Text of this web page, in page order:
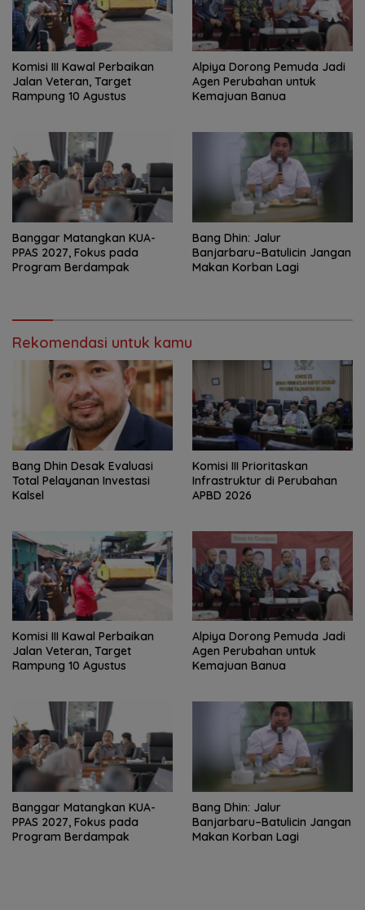
Komisi III Kawal Perbaikan
Jalan Veteran, Target
Rampung 10 Agustus
‎Alpiya Dorong Pemuda Jadi
Agen Perubahan untuk
Kemajuan Banua ‎
‎Banggar Matangkan KUA-
PPAS 2027, Fokus pada
Program Berdampak
Bang Dhin: Jalur
Banjarbaru–Batulicin Jangan
Makan Korban Lagi
Rekomendasi untuk kamu
‎Bang Dhin Desak Evaluasi
Total Pelayanan Investasi
Kalsel
‎Komisi III Prioritaskan
Infrastruktur di Perubahan
APBD 2026
Komisi III Kawal Perbaikan
Jalan Veteran, Target
Rampung 10 Agustus
‎Alpiya Dorong Pemuda Jadi
Agen Perubahan untuk
Kemajuan Banua ‎
‎Banggar Matangkan KUA-
PPAS 2027, Fokus pada
Program Berdampak
Bang Dhin: Jalur
Banjarbaru–Batulicin Jangan
Makan Korban Lagi